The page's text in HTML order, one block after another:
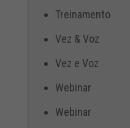
Treinamento
Vez & Voz
Vez e Voz
Webinar
Webinar